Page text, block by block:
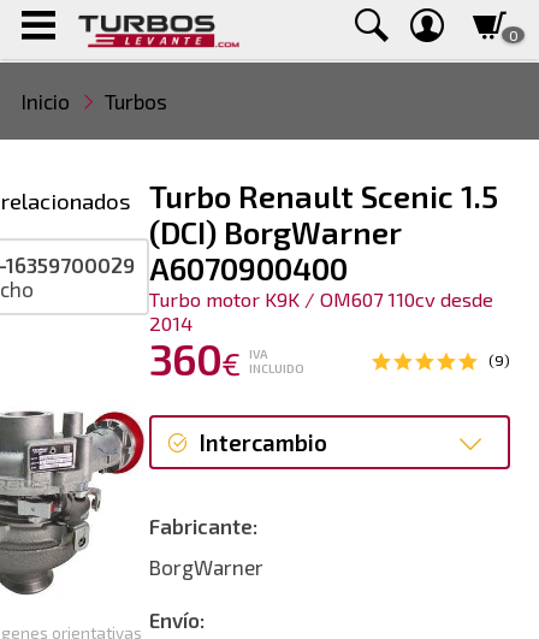
0
Inicio Turbos
Turbo Renault Scenic 1.5
(DCI) BorgWarner
A6070900400
Turbo motor K9K / OM607 110cv desde
2014
360€
IVA
INCLUIDO
(9)
Intercambio
Reconstrucción
Fabricante:
BorgWarner
Envío:
orientativas
16359700029